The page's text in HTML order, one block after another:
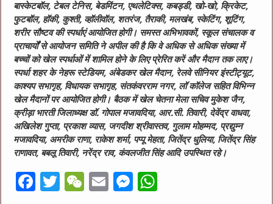
बास्केटबॉल, टेबल टेनिस, बेडमिंटन, एथलेटिक्स, कबड्डी, खो-खो, क्रिकेट,
फुटबॉल, हॉकी, कुश्ती, व्हॉलीवॉल, शतरंज, तैराकी, मलखंब, स्केटिंग, शूटिंग,
शरीर सौष्टव की स्पर्धाएं आयोजित होगी। समस्त अभिभावकों, स्कूल संचालक व
प्राचार्यों से आयोजन समिति ने अपील की है कि वे अधिक से अधिक संख्या में
बच्चों को खेल स्पर्धाओं में शामिल होने के लिए प्रेरित करें और मैदान तक लाए।
स्पर्धा शहर के नेहरू स्टेडियम, अंबेडकर खेल मैदान, रेलवे सीनियर इंस्टीट्यूट,
काश्यप सभागृह, विधायक सभागृह, संतकंवरराम नगर, लॉ कॉलेज सहित विभिन्न
खेल मैदानों पर आयोजित होगी। बैठक में खेल चेतना मेला सचिव मुकेश जैन,
क्रीड़ा भारती जिलाध्यक्ष डॉ. गोपाल मजावदिया, आर.सी. तिवारी, देवेंद्र वाधवा,
अखिलेश गुप्ता, प्रकाश व्यास, जगदीश श्रीवास्तव, गुलाम मोहम्मद, प्रद्युम्न
मजावदिया, अमरीक राणा, राकेश शर्मा, पप्पू मेहता, जितेंद्र धुलिया, जितेंद्र सिंह
राणावत, बबलू तिवारी, नरेंद्र राव, कंवलजीत सिंह आदि उपस्थित रहे।
F
T
W E
M